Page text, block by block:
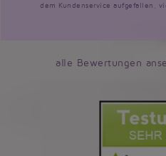
dem Kundenservice aufgefallen,
alle Bewertungen